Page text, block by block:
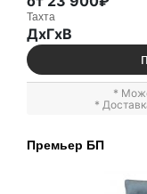
Тахта
ДxГxВ
*
*
Премьер БП